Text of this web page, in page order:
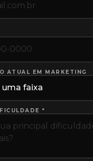
ATUAL EM MARKETING
*